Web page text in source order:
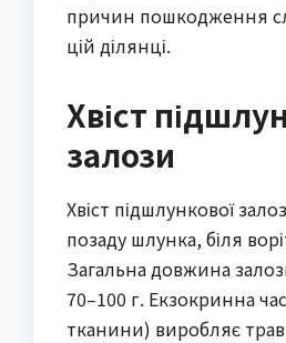
причин пошкодження
цій ділянці.
Хвіст
залози
Хвіст підшлункової
позаду шлунка, біля
Загальна довжина
70–100 г. Екзокринна
тканини) виробляє